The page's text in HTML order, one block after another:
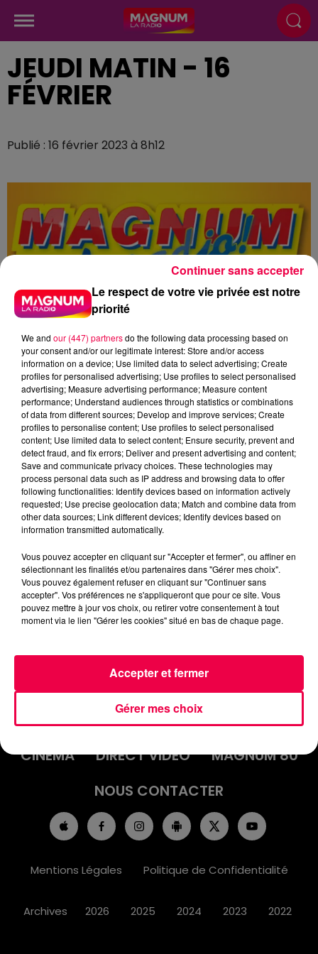
JEUDI MATIN - 16
FÉVRIER
Publié : 16 février 2023 à 8h12
Flash infos
Crédit :Flash infos
INFOS
AGENDA
JEUX
PODCASTS
CINÉMA
DIRECT VIDÉO
MAGNUM 80
NOUS CONTACTER
Mentions Légales Politique de Confidentialité
Archives 2026 2025 2024 2023 2022
Le respect de votre vie privée est notre
priorité
We and our (447) partnersdo the following data processing based on
your consent and/or our legitimate interest: Store and/or access
information on a device; Use limited data to select advertising; Create
profiles for personalised advertising; Use profiles to select personalised
advertising; Measure advertising performance; Measure content
performance; Understand audiences through statistics or combinations
of data from different sources; Develop and improve services; Create
profiles to personalise content; Use profiles to select personalised
content; Use limited data to select content; Ensure security, prevent and
detect fraud, and fix errors; Deliver and present advertising and content;
Save and communicate privacy choices. These technologies may
process personal data such as IP address and browsing data to offer
following functionalities: Identify devices based on information actively
requested; Use precise geolocation data; Match and combine data from
other data sources; Link different devices; Identify devices based on
information transmitted automatically.
Vous pouvez accepter en cliquant sur "Accepter et fermer", ou affiner en
sélectionnant les finalités et/ou partenaires dans "Gérer mes choix".
Vous pouvez également refuser en cliquant sur "Continuer sans
accepter". Vos préférences ne s'appliqueront que pour ce site. Vous
pouvez mettre à jour vos choix, ou retirer votre consentement à tout
moment via le lien "Gérer les cookies" situé en bas de chaque page.
Gérer mes choix
Accepter et fermer
Continuer sans accepter